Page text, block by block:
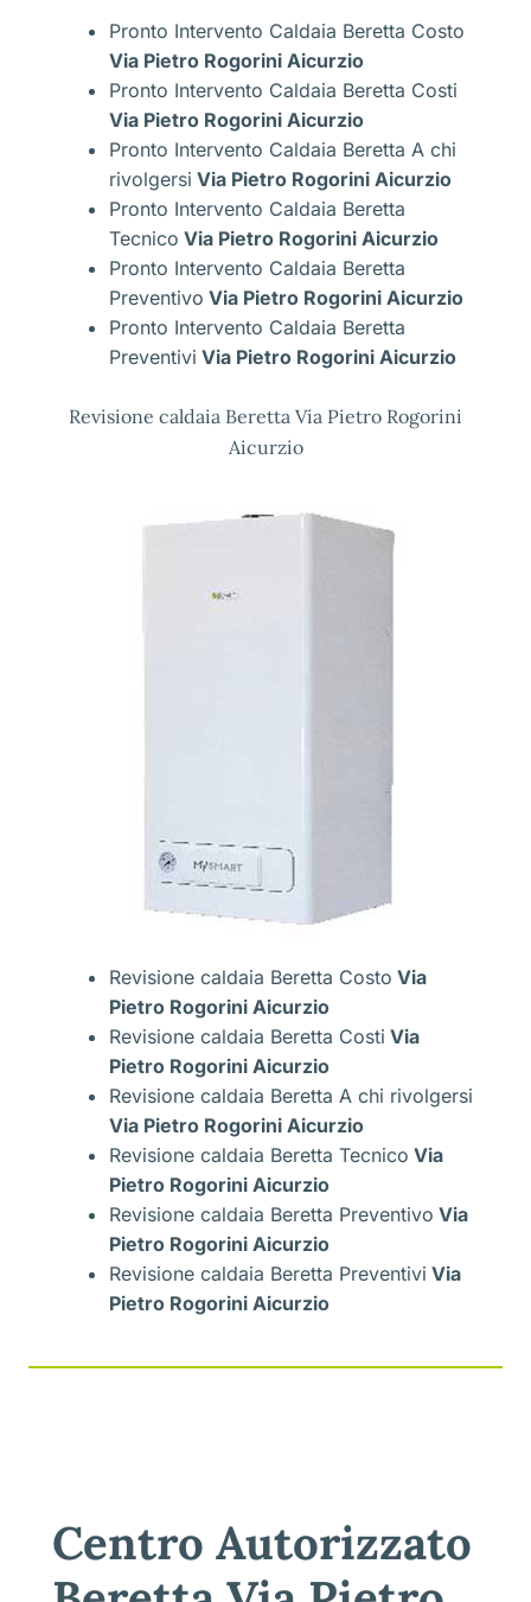
Pronto Intervento Caldaia Beretta Costo
Via Pietro Rogorini Aicurzio
Pronto Intervento Caldaia Beretta Costi
Via Pietro Rogorini Aicurzio
Pronto Intervento Caldaia Beretta A chi
rivolgersi Via Pietro Rogorini Aicurzio
Pronto Intervento Caldaia Beretta
Tecnico Via Pietro Rogorini Aicurzio
Pronto Intervento Caldaia Beretta
Preventivo Via Pietro Rogorini Aicurzio
Pronto Intervento Caldaia Beretta
Preventivi Via Pietro Rogorini Aicurzio
Revisione caldaia Beretta Via Pietro Rogorini
Aicurzio
Revisione caldaia Beretta Costo Via
Pietro Rogorini Aicurzio
Revisione caldaia Beretta Costi Via
Pietro Rogorini Aicurzio
Revisione caldaia Beretta A chi rivolgersi
Via Pietro Rogorini Aicurzio
Revisione caldaia Beretta Tecnico Via
Pietro Rogorini Aicurzio
Revisione caldaia Beretta Preventivo Via
Pietro Rogorini Aicurzio
Revisione caldaia Beretta Preventivi Via
Pietro Rogorini Aicurzio
Centro Autorizzato